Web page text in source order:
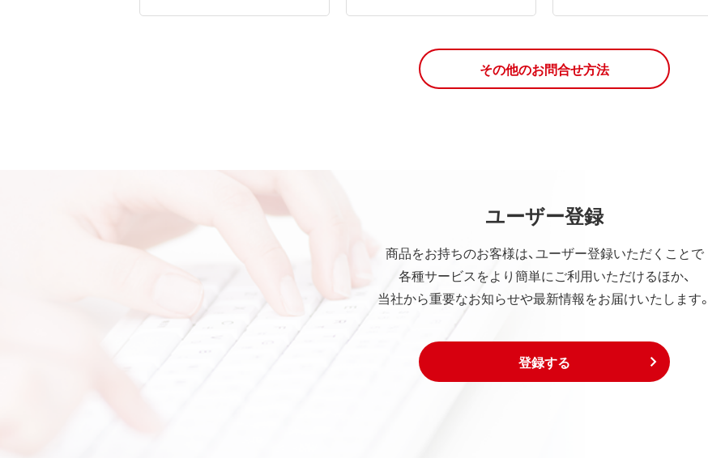
その他のお問合せ方法
ユーザー登録
商品をお持ちのお客様は、ユーザー登録いただくことで
各種サービスをより簡単にご利用いただけるほか、
当社から重要なお知らせや最新情報をお届けいたします。
登録する